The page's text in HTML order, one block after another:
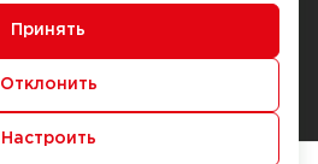
Способы оплаты
Служба контроля качества
Принять
Отклонить
Настроить